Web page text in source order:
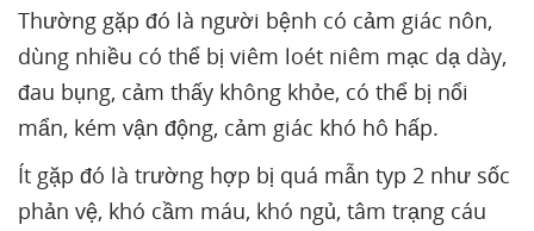
Thường gặp đó là người bệnh có cảm giác nôn,
dùng nhiều có thể bị viêm loét niêm mạc dạ dày,
đau bụng, cảm thấy không khỏe, có thể bị nổi
mẩn, kém vận động, cảm giác khó hô hấp.
Ít gặp đó là trường hợp bị quá mẫn typ 2 như sốc
phản vệ, khó cầm máu, khó ngủ, tâm trạng cáu